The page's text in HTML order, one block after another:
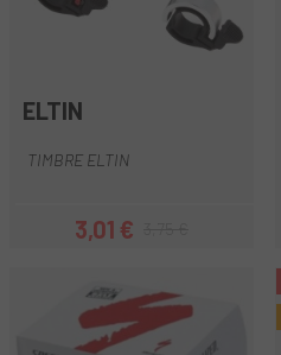
ELTIN
TIMBRE ELTIN
Precio
3,01 €Precio regular